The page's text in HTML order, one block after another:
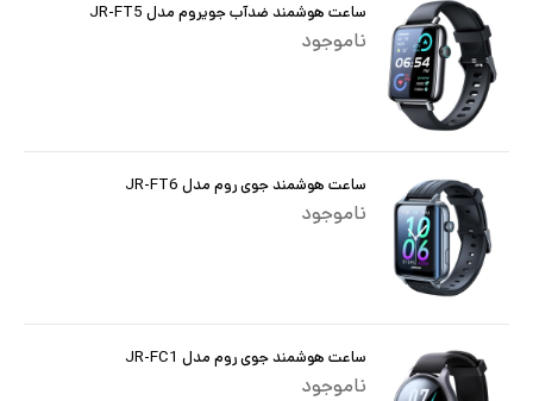
ساعت هوشمند ضدآب جویروم مدل JR-FT5
ناموجود
ساعت هوشمند جوی روم مدل JR-FT6
ناموجود
ساعت هوشمند جوی روم مدل JR-FC1
ناموجود